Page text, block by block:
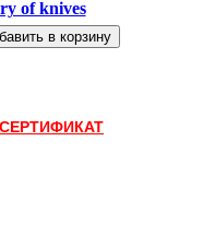
of knives